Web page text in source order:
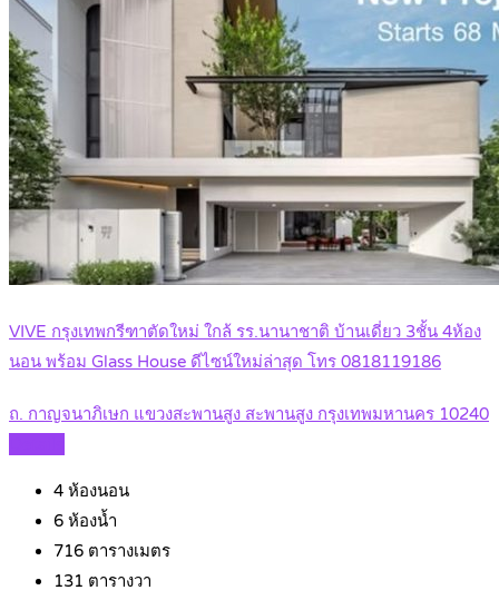
VIVE กรุงเทพกรีฑาตัดใหม่ ใกล้ รร.นานาชาติ บ้านเดี่ยว 3ชั้น 4ห้อง
นอน พร้อม Glass House ดีไซน์ใหม่ล่าสุด โทร 0818119186
ถ. กาญจนาภิเษก แขวงสะพานสูง สะพานสูง กรุงเทพมหานคร 10240
4 ห้องนอน
6 ห้องน้ำ
716 ตารางเมตร
131 ตารางวา